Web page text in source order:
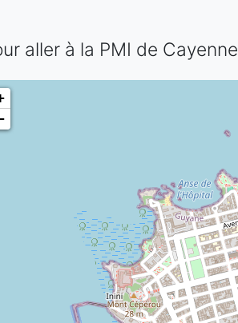
aller à la PMI de Cayenne